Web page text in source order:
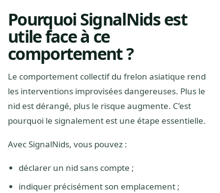
Pourquoi SignalNids est
utile face à ce
comportement ?
Le comportement collectif du frelon asiatique rend
les interventions improvisées dangereuses. Plus le
nid est dérangé, plus le risque augmente. C’est
pourquoi le signalement est une étape essentielle.
Avec SignalNids, vous pouvez :
déclarer un nid sans compte ;
indiquer précisément son emplacement ;